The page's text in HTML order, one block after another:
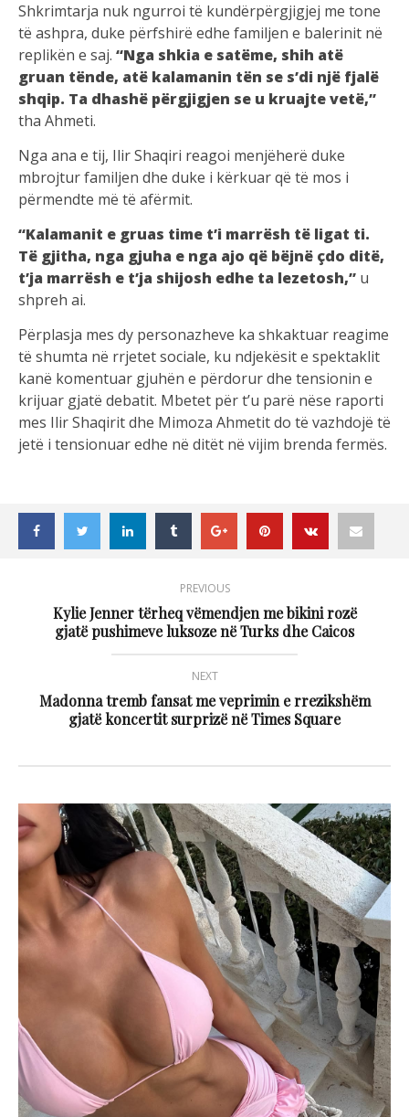
Shkrimtarja nuk ngurroi të kundërpërgjigjej me tone
të ashpra, duke përfshirë edhe familjen e balerinit në
replikën e saj. “Nga shkia e satëme, shih atë
gruan tënde, atë kalamanin tën se s’di një fjalë
shqip. Ta dhashë përgjigjen se u kruajte vetë,”
tha Ahmeti.
Nga ana e tij, Ilir Shaqiri reagoi menjëherë duke
mbrojtur familjen dhe duke i kërkuar që të mos i
përmendte më të afërmit.
“Kalamanit e gruas time t’i marrësh të ligat ti.
Të gjitha, nga gjuha e nga ajo që bëjnë çdo ditë,
t’ja marrësh e t’ja shijosh edhe ta lezetosh,” u
shpreh ai.
Përplasja mes dy personazheve ka shkaktuar reagime
të shumta në rrjetet sociale, ku ndjekësit e spektaklit
kanë komentuar gjuhën e përdorur dhe tensionin e
krijuar gjatë debatit. Mbetet për t’u parë nëse raporti
mes Ilir Shaqirit dhe Mimoza Ahmetit do të vazhdojë të
jetë i tensionuar edhe në ditët në vijim brenda fermës.
PREVIOUS
Kylie Jenner tërheq vëmendjen me bikini rozë
gjatë pushimeve luksoze në Turks dhe Caicos
NEXT
Madonna tremb fansat me veprimin e rrezikshëm
gjatë koncertit surprizë në Times Square